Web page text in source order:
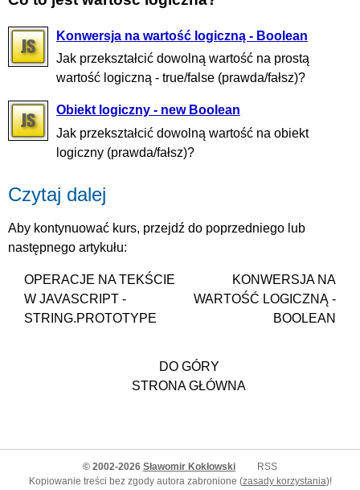
Konwersja na wartość logiczną - Boolean
Jak przekształcić dowolną wartość na prostą
wartość logiczną - true/false (prawda/fałsz)?
Obiekt logiczny - new Boolean
Jak przekształcić dowolną wartość na obiekt
logiczny (prawda/fałsz)?
Czytaj dalej
Aby kontynuować kurs, przejdź do poprzedniego lub
następnego artykułu:
OPERACJE NA TEKŚCIE
W JAVASCRIPT -
STRING.PROTOTYPE
KONWERSJA NA
WARTOŚĆ LOGICZNĄ -
BOOLEAN
DO GÓRY
STRONA GŁÓWNA
© 2002-2026 Sławomir Kokłowski
RSS
Kopiowanie treści bez zgody autora zabronione (zasady korzystania)!